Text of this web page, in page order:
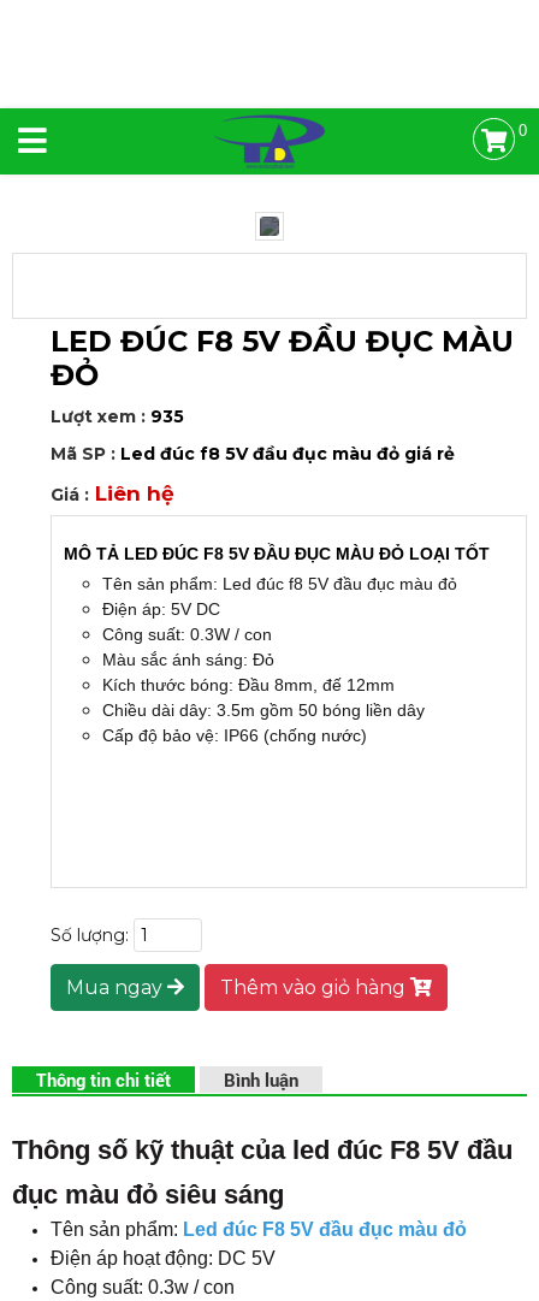
0
LED ĐÚC F8 5V ĐẦU ĐỤC MÀU
ĐỎ
Lượt xem : 935
Mã SP : Led đúc f8 5V đầu đục màu đỏ giá rẻ
Giá : Liên hệ
MÔ TẢ LED ĐÚC F8 5V ĐẦU ĐỤC MÀU ĐỎ LOẠI TỐT
Tên sản phẩm: Led đúc f8 5V đầu đục màu đỏ
Điện áp: 5V DC
Công suất: 0.3W / con
Màu sắc ánh sáng: Đỏ
Kích thước bóng: Đầu 8mm, đế 12mm
Chiều dài dây: 3.5m gồm 50 bóng liền dây
Cấp độ bảo vệ: IP66 (chống nước)
Số lượng:
Mua ngay Thêm vào giỏ hàng
Thông tin chi tiết Bình luận
Thông số kỹ thuật của led đúc F8 5V đầu
đục màu đỏ siêu sáng
Tên sản phẩm: Led đúc F8 5V đầu đục màu đỏ
Điện áp hoạt động: DC 5V
Công suất: 0.3w / con